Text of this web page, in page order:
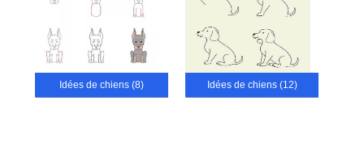
Idées de chiens (8) Idées de chiens (12)